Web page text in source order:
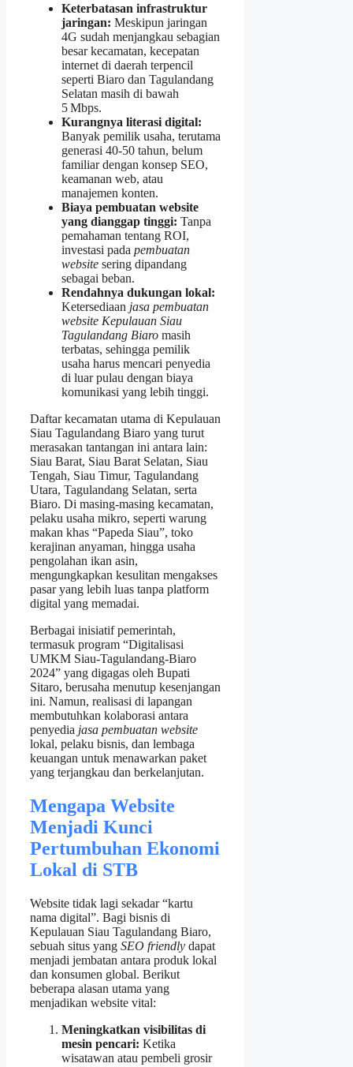
Keterbatasan infrastruktur
jaringan: Meskipun jaringan
4G sudah menjangkau sebagian
besar kecamatan, kecepatan
internet di daerah terpencil
seperti Biaro dan Tagulandang
Selatan masih di bawah
5 Mbps.
Kurangnya literasi digital:
Banyak pemilik usaha, terutama
generasi 40‑50 tahun, belum
familiar dengan konsep SEO,
keamanan web, atau
manajemen konten.
Biaya pembuatan website
yang dianggap tinggi: Tanpa
pemahaman tentang ROI,
investasi pada pembuatan
website sering dipandang
sebagai beban.
Rendahnya dukungan lokal:
Ketersediaan jasa pembuatan
website Kepulauan Siau
Tagulandang Biaro masih
terbatas, sehingga pemilik
usaha harus mencari penyedia
di luar pulau dengan biaya
komunikasi yang lebih tinggi.
Daftar kecamatan utama di Kepulauan
Siau Tagulandang Biaro yang turut
merasakan tantangan ini antara lain:
Siau Barat, Siau Barat Selatan, Siau
Tengah, Siau Timur, Tagulandang
Utara, Tagulandang Selatan, serta
Biaro. Di masing‑masing kecamatan,
pelaku usaha mikro, seperti warung
makan khas “Papeda Siau”, toko
kerajinan anyaman, hingga usaha
pengolahan ikan asin,
mengungkapkan kesulitan mengakses
pasar yang lebih luas tanpa platform
digital yang memadai.
Berbagai inisiatif pemerintah,
termasuk program “Digitalisasi
UMKM Siau‑Tagulandang‑Biaro
2024” yang digagas oleh Bupati
Sitaro, berusaha menutup kesenjangan
ini. Namun, realisasi di lapangan
membutuhkan kolaborasi antara
penyedia jasa pembuatan website
lokal, pelaku bisnis, dan lembaga
keuangan untuk menawarkan paket
yang terjangkau dan berkelanjutan.
Mengapa Website
Menjadi Kunci
Pertumbuhan Ekonomi
Lokal di STB
Website tidak lagi sekadar “kartu
nama digital”. Bagi bisnis di
Kepulauan Siau Tagulandang Biaro,
sebuah situs yang SEO friendly dapat
menjadi jembatan antara produk lokal
dan konsumen global. Berikut
beberapa alasan utama yang
menjadikan website vital:
Meningkatkan visibilitas di
mesin pencari: Ketika
wisatawan atau pembeli grosir